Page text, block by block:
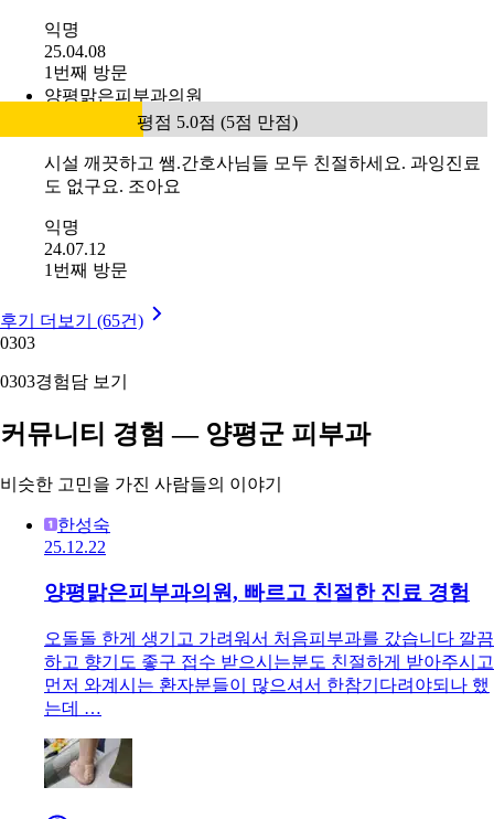
익명
25.04.08
1번째 방문
양평맑은피부과의원
평점 5.0점 (5점 만점)
시설 깨끗하고 쌤.간호사님들 모두 친절하세요. 과잉진료
도 없구요. 조아요
익명
24.07.12
1번째 방문
후기 더보기 (65건)
0303
0303경험담 보기
커뮤니티 경험 — 양평군 피부과
비슷한 고민을 가진 사람들의 이야기
한성숙
25.12.22
양평맑은피부과의원, 빠르고 친절한 진료 경험
오돌돌 한게 생기고 가려워서 처음피부과를 갔습니다 깔끔
하고 향기도 좋구 접수 받으시는분도 친절하게 받아주시고
먼저 와계시는 환자분들이 많으셔서 한참기다려야되나 했
는데 …